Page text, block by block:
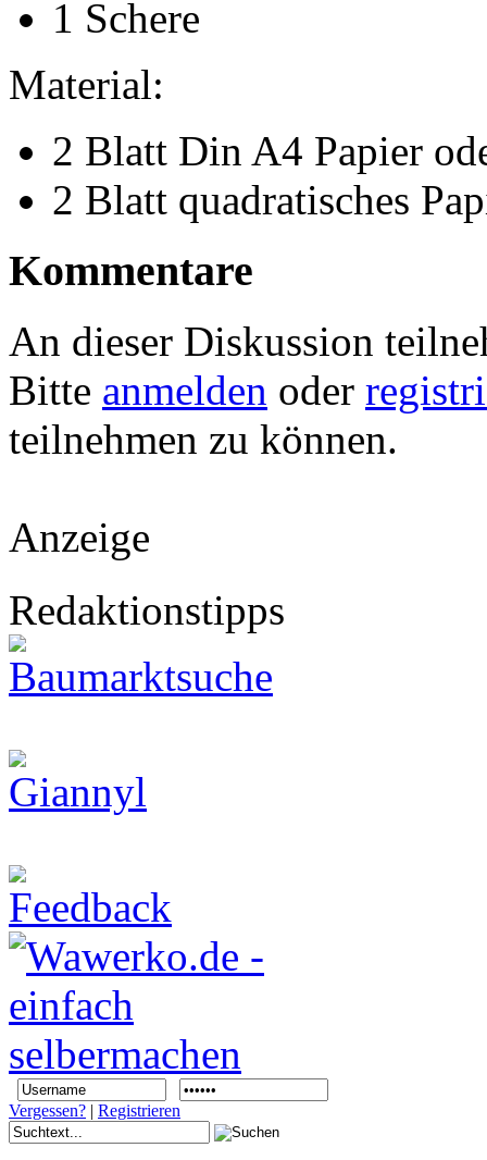
1 Schere
Material:
2 Blatt Din A4 Papier
2 Blatt quadratisches
Kommentare
An dieser Diskussion
Bitte anmelden oder
teilnehmen zu können.
Anzeige
Redaktionstipps
Vergessen? | Registrieren